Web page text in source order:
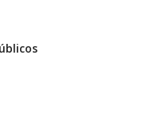
quedarte más
cuenta.